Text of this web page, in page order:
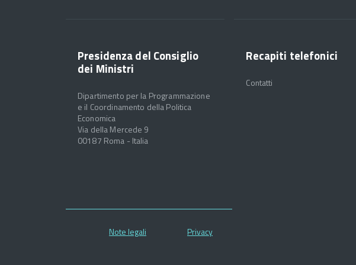
Presidenza del Consiglio
dei Ministri
Dipartimento per la Programmazione
e il Coordinamento della Politica
Economica
Via della Mercede 9
00187 Roma - Italia
Recapiti telefonici
Contatti
Note legali Privacy